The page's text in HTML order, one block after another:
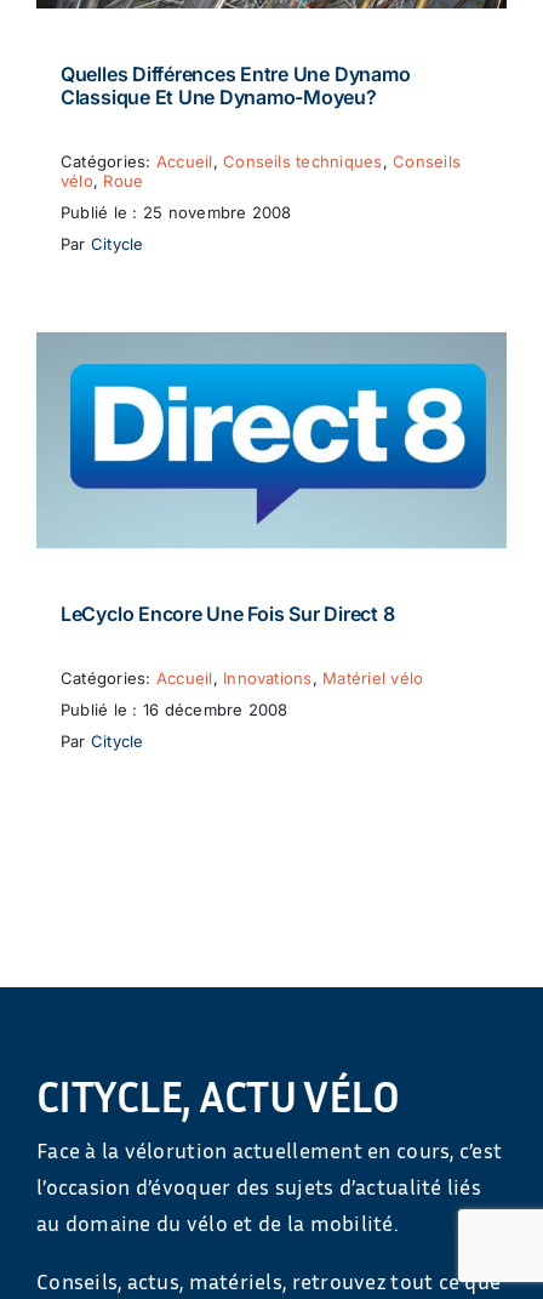
Quelles Différences Entre Une Dynamo
Classique Et Une Dynamo-Moyeu?
Catégories: Accueil,Conseils techniques,Conseils
vélo, Roue
Publié le : 25 novembre 2008
Par Citycle
LeCyclo Encore Une Fois Sur Direct 8
Catégories: Accueil, Innovations, Matériel vélo
Publié le : 16 décembre 2008
Par Citycle
CITYCLE, ACTU VÉLO
Face à la vélorution actuellement en cours, c’est
l’occasion d’évoquer des sujets d’actualité liés
au domaine du vélo et de la mobilité.
Conseils, actus, matériels, retrouvez tout ce que